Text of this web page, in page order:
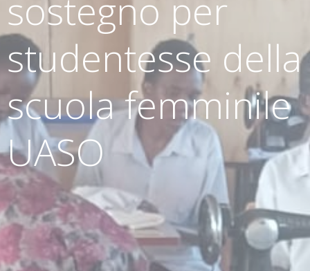
sostegno per
studentesse della
scuola femminile
UASO